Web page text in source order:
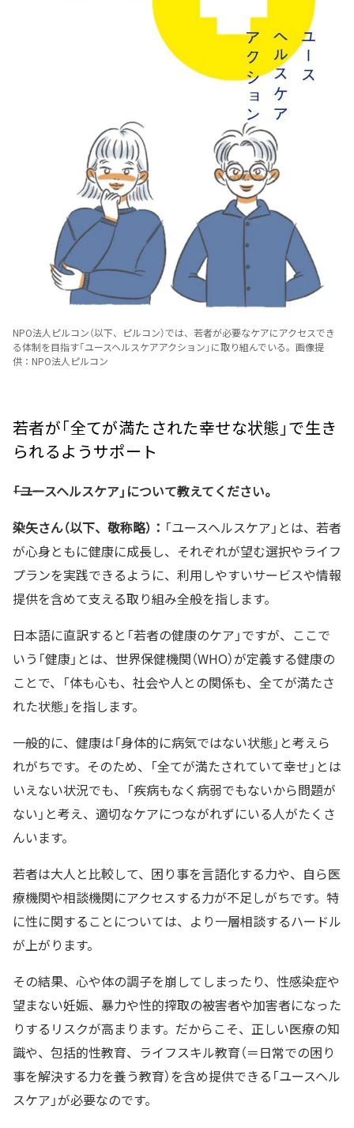
NPO法人ピルコン（以下、ピルコン）では、若者が必要なケアにアクセスでき
る体制を目指す「ユースヘルスケアアクション」に取り組んでいる。画像提
供：NPO法人ピルコン
若者が「全てが満たされた幸せな状態」で生き
られるようサポート
――「ユースヘルスケア」について教えてください。
染矢さん（以下、敬称略）： 「ユースヘルスケア」とは、若者
が心身ともに健康に成長し、それぞれが望む選択やライフ
プランを実践できるように、利用しやすいサービスや情報
提供を含めて支える取り組み全般を指します。
日本語に直訳すると「若者の健康のケア」ですが、ここで
いう「健康」とは、世界保健機関（WHO）が定義する健康の
ことで、「体も心も、社会や人との関係も、全てが満たさ
れた状態」を指します。
一般的に、健康は「身体的に病気ではない状態」と考えら
れがちです。そのため、「全てが満たされていて幸せ」とは
いえない状況でも、「疾病もなく病弱でもないから問題が
ない」と考え、適切なケアにつながれずにいる人がたくさ
んいます。
若者は大人と比較して、困り事を言語化する力や、自ら医
療機関や相談機関にアクセスする力が不足しがちです。特
に性に関することについては、より一層相談するハードル
が上がります。
その結果、心や体の調子を崩してしまったり、性感染症や
望まない妊娠、暴力や性的搾取の被害者や加害者になった
りするリスクが高まります。だからこそ、正しい医療の知
識や、包括的性教育、ライフスキル教育（＝日常での困り
事を解決する力を養う教育）を含め提供できる「ユースヘル
スケア」が必要なのです。